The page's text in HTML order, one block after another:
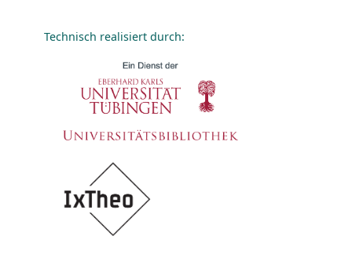
Technisch realisiert durch: